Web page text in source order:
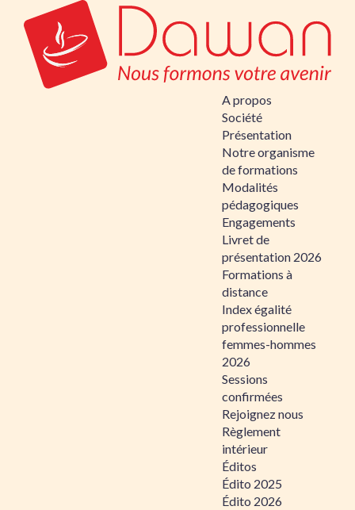
A propos
Société
Présentation
Notre organisme
de formations
Modalités
pédagogiques
Engagements
Livret de
présentation 2026
Formations à
distance
Index égalité
professionnelle
femmes-hommes
2026
Sessions
confirmées
Rejoignez nous
Règlement
intérieur
Éditos
Édito 2025
Édito 2026